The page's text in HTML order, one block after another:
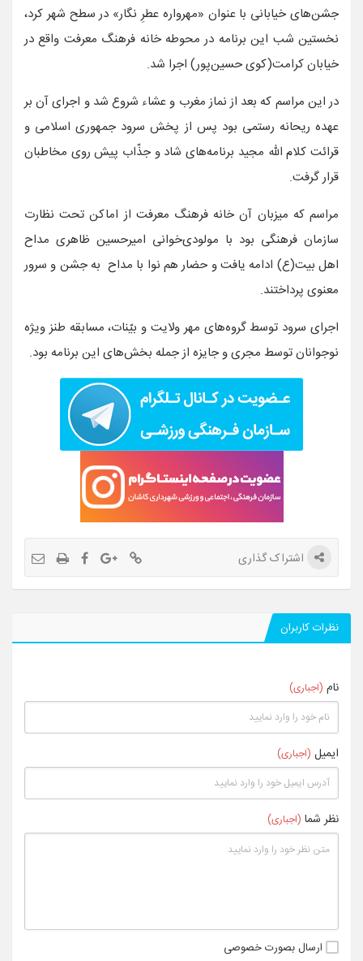
جشن‌های خیابانی با عنوان «مهرواره عطرِ نگار» در سطح شهر کرد،
نخستین شب این برنامه در محوطه خانه‌ فرهنگ‌ معرفت واقع در
خیابان کرامت(کوی حسین‌پور) اجرا شد.
در این مراسم که بعد از نماز مغرب و عشاء شروع شد و اجرای آن بر
عهده ریحانه رستمی بود پس از پخش سرود جمهوری اسلامی و
قرائت کلام الله مجید برنامه‌های شاد و جذّاب پیش روی مخاطبان
قرار گرفت.
مراسم که میزبان آن خانه فرهنگ معرفت از اماکن تحت نظارت
سازمان فرهنگی بود با مولودی‌خوانی امیرحسین ظاهری مداح
اهل بیت(ع) ادامه یافت و حضار هم نوا با مداح به جشن و سرور
معنوی پرداختند.
اجرای سرود توسط گروه‌های مهر ولایت و بیّنات، مسابقه طنز ویژه
نوجوانان توسط مجری و جایزه از جمله بخش‌های این برنامه بود.
اشتراک گذاری
نظرات کاربران
نام (اجباری)
ایمیل (اجباری)
نظر شما (اجباری)
ارسال بصورت خصوصی